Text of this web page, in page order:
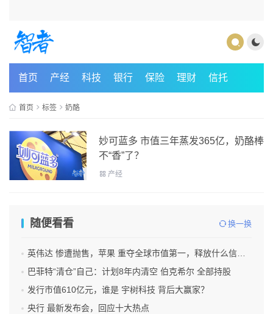
首页 产经 科技 银行 保险 理财 信托
首页 标签 奶酪
妙可蓝多 市值三年蒸发365亿，奶酪棒
不“香”了？
产经
随便看看 换一换
英伟达 惨遭抛售，苹果 重夺全球市值第一，释放什么信号？
巴菲特“清仓”自己：计划8年内清空 伯克希尔 全部持股
发行市值610亿元，谁是 宇树科技 背后大赢家？
央行 最新发布会，回应十大热点